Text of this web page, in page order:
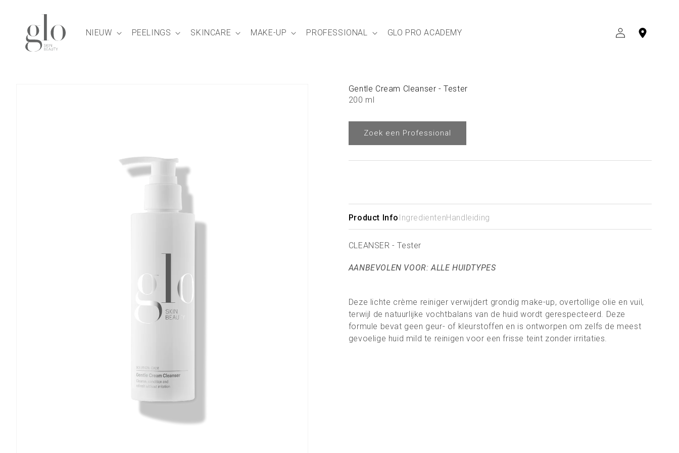
NIEUW PEELINGS SKINCARE MAKE-UP PROFESSIONAL GLO PRO ACADEMY INLOGGEN
Gentle Cream Cleanser - Tester
200 ml
Zoek een Professional
Product Info IngredientenHandleiding
CLEANSER -Tester
AANBEVOLEN VOOR: ALLE HUIDTYPES
Deze lichte crème reiniger verwijdert grondig make-up, overtollige olie en vuil,
terwijl de natuurlijke vochtbalans van de huid wordt gerespecteerd. Deze
formule bevat geen geur- of kleurstoffen en is ontworpen om zelfs de meest
gevoelige huid mild te reinigen voor een frisse teint zonder irritaties.